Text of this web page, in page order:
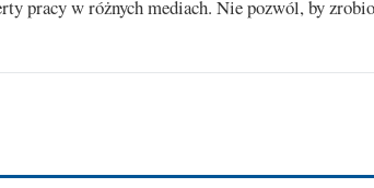
pracy w różnych mediach. Nie pozwól, by